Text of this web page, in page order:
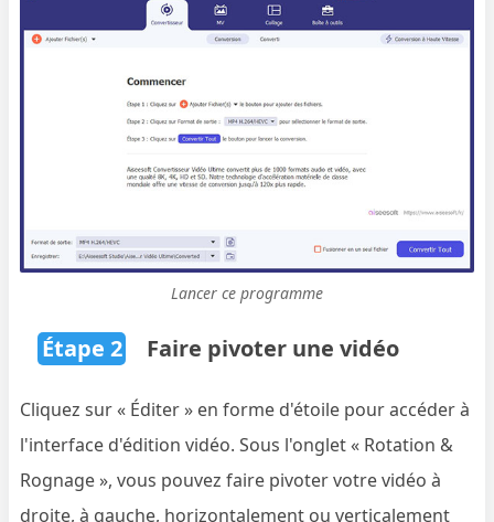
Lancer ce programme
Étape 2 Faire pivoter une vidéo
Cliquez sur « Éditer » en forme d'étoile pour accéder à
l'interface d'édition vidéo. Sous l'onglet « Rotation &
Rognage », vous pouvez faire pivoter votre vidéo à
droite, à gauche, horizontalement ou verticalement